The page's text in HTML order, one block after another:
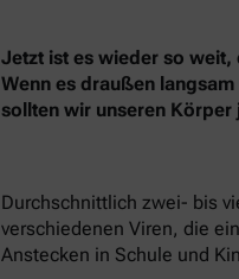
Jetzt ist es wieder so weit,
Wenn es draußen
sollten wir unseren
Durchschnittlich zwei- bis
verschiedenen Viren, die
Anstecken in Schule und